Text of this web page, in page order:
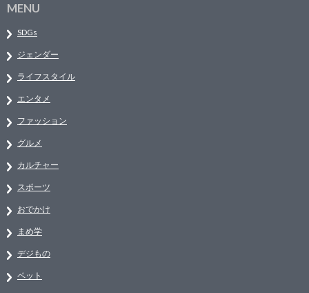
MENU
SDGs
ジェンダー
ライフスタイル
エンタメ
ファッション
グルメ
カルチャー
スポーツ
おでかけ
まめ学
デジもの
ペット